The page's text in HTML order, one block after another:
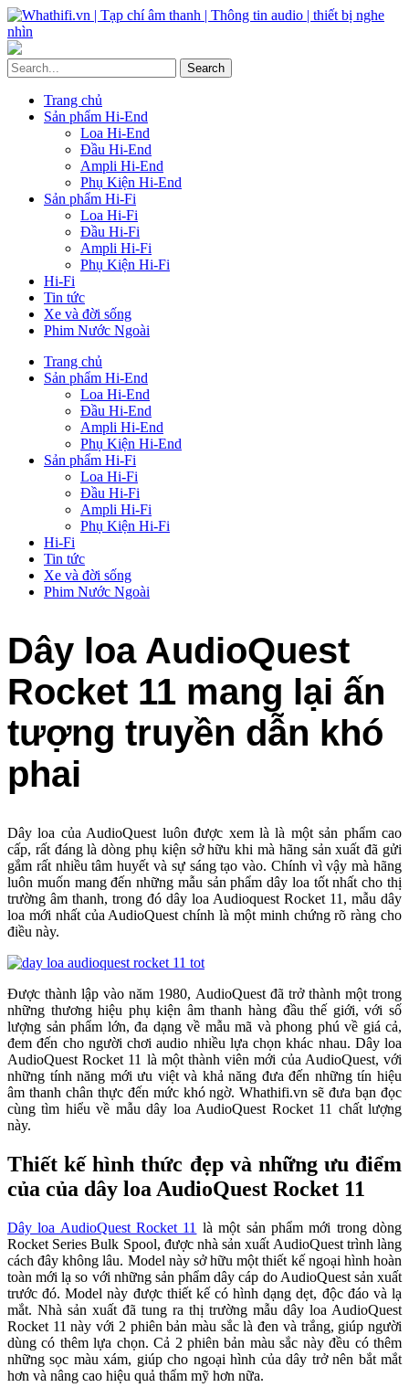
Trang chủ
Sản phẩm Hi-End
Loa Hi-End
Đầu Hi-End
Ampli Hi-End
Phụ Kiện Hi-End
Sản phẩm Hi-Fi
Loa Hi-Fi
Đầu Hi-Fi
Ampli Hi-Fi
Phụ Kiện Hi-Fi
Hi-Fi
Tin tức
Xe và đời sống
Phim Nước Ngoài
Trang chủ
Sản phẩm Hi-End
Loa Hi-End
Đầu Hi-End
Ampli Hi-End
Phụ Kiện Hi-End
Sản phẩm Hi-Fi
Loa Hi-Fi
Đầu Hi-Fi
Ampli Hi-Fi
Phụ Kiện Hi-Fi
Hi-Fi
Tin tức
Xe và đời sống
Phim Nước Ngoài
Dây loa AudioQuest
Rocket 11 mang lại ấn
tượng truyền dẫn khó
phai
Dây loa của AudioQuest luôn được xem là là một sản phẩm cao
cấp, rất đáng là dòng phụ kiện sở hữu khi mà hãng sản xuất đã gửi
gắm rất nhiều tâm huyết và sự sáng tạo vào. Chính vì vậy mà hãng
luôn muốn mang đến những mẫu sản phẩm dây loa tốt nhất cho thị
trường âm thanh, trong đó dây loa Audioquest Rocket 11, mẫu dây
loa mới nhất của AudioQuest chính là một minh chứng rõ ràng cho
điều này.
Được thành lập vào năm 1980, AudioQuest đã trở thành một trong
những thương hiệu phụ kiện âm thanh hàng đầu thế giới, với số
lượng sản phẩm lớn, đa dạng về mẫu mã và phong phú về giá cả,
đem đến cho người chơi audio nhiều lựa chọn khác nhau. Dây loa
AudioQuest Rocket 11 là một thành viên mới của AudioQuest, với
những tính năng mới ưu việt và khả năng đưa đến những tín hiệu
âm thanh chân thực đến mức khó ngờ. Whathifi.vn sẽ đưa bạn đọc
cùng tìm hiểu về mẫu dây loa AudioQuest Rocket 11 chất lượng
này.
Thiết kế hình thức đẹp và những ưu điểm
của của dây loa AudioQuest Rocket 11
Dây loa AudioQuest Rocket 11 là một sản phẩm mới trong dòng
Rocket Series Bulk Spool, được nhà sản xuất AudioQuest trình làng
cách đây không lâu. Model này sở hữu một thiết kế ngoại hình hoàn
toàn mới lạ so với những sản phẩm dây cáp do AudioQuest sản xuất
trước đó. Model này được thiết kế có hình dạng dẹt, độc đáo và lạ
mắt. Nhà sản xuất đã tung ra thị trường mẫu dây loa AudioQuest
Rocket 11 này với 2 phiên bản màu sắc là đen và trắng, giúp người
dùng có thêm lựa chọn. Cả 2 phiên bản màu sắc này đều có thêm
những sọc màu xám, giúp cho ngoại hình của dây trở nên bắt mắt
hơn và nâng cao hiệu quả thẩm mỹ hơn nữa.